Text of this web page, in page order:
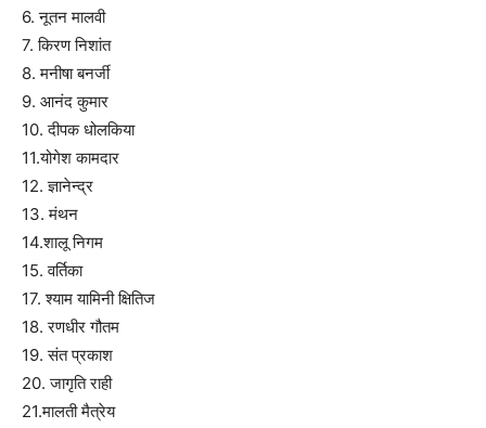
6. नूतन मालवी
7. किरण निशांत
8. मनीषा बनर्जी
9. आनंद कुमार
10. दीपक धोलकिया
11.योगेश कामदार
12. ज्ञानेन्द्र
13. मंथन
14.शालू निगम
15. वर्तिका
17. श्याम यामिनी क्षितिज
18. रणधीर गौतम
19. संत प्रकाश
20. जागृति राही
21.मालती मैत्रेय